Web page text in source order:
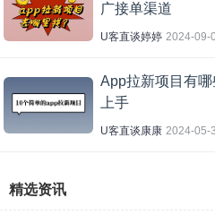
广接单渠道
U客直谈婷婷 2024-09-
App拉新项目有
上手
U客直谈康康 2024-05-
精选资讯